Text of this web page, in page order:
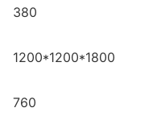
380
1200*1200*1800
760